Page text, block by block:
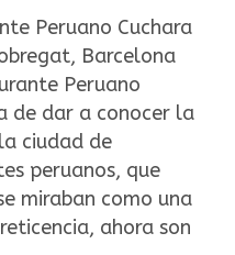
Peruano Cuchara
Barcelona
Peruano
de dar a conocer la
ciudad de
peruanos, que
miraban como una
ahora son